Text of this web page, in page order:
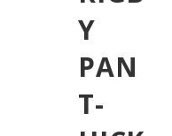
Y
PAN
T-